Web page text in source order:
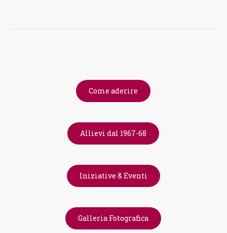
Come aderire
Allievi dal 1967-68
Iniziative & Eventi
Galleria Fotografica